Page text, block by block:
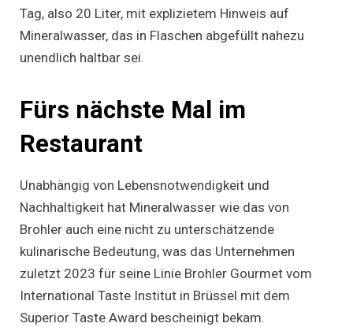
Tag, also 20 Liter, mit explizietem Hinweis auf
Mineralwasser, das in Flaschen abgefüllt nahezu
unendlich haltbar sei.
Fürs nächste Mal im
Restaurant
Unabhängig von Lebensnotwendigkeit und
Nachhaltigkeit hat Mineralwasser wie das von
Brohler auch eine nicht zu unterschätzende
kulinarische Bedeutung, was das Unternehmen
zuletzt 2023 für seine Linie Brohler Gourmet vom
International Taste Institut in Brüssel mit dem
Superior Taste Award bescheinigt bekam.